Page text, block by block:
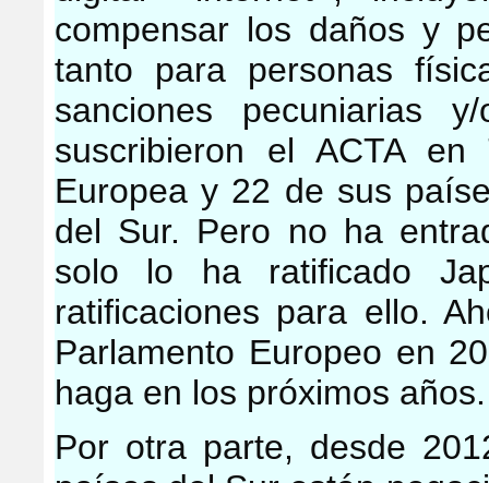
compensar los daños y
tanto para personas
sanciones pecuniarias
suscribieron el ACTA
Europea y 22 de sus
del Sur. Pero no ha
solo lo ha ratificado
ratificaciones para ello.
Parlamento Europeo en
haga en los próximos años.
Por otra parte, desde